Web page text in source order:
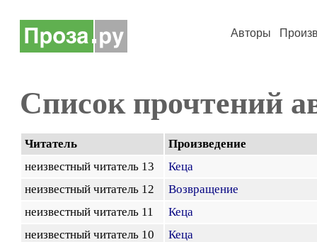
Авторы
Список прочтений
Читатель
Произведение
неизвестный читатель 13
Кеца
неизвестный читатель 12
Возвращение
неизвестный читатель 11
Кеца
неизвестный читатель 10
Кеца